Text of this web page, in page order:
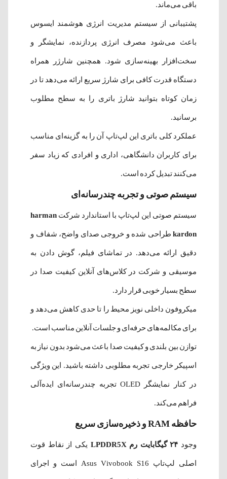
باقی می‌ماند.
پشتیبانی از سیستم مدیریت انرژی هوشمند ایسوس
باعث می‌شود مصرف انرژی پردازنده، نمایشگر و
سخت‌افزار بهینه‌سازی شود. همچنین شارژر همراه
دستگاه قدرت کافی برای شارژ سریع ارائه می‌دهد تا در
زمان کوتاه بتوانید شارژ باتری را به سطح مطلوب
برسانید.
عملکرد کلی باتری این لپ‌تاپ آن را به گزینه‌ای مناسب
برای کاربران دانشگاهی، اداری و افرادی که زیاد سفر
می‌کنند تبدیل کرده است.
سیستم صوتی و تجربه چندرسانه‌ای
سیستم صوتی این لپ‌تاپ با استاندارد شرکت harman
kardon طراحی شده و خروجی صدای واضح، شفاف و
دقیق ارائه می‌دهد. در تماشای فیلم، گوش دادن به
موسیقی و شرکت در کلاس‌های آنلاین کیفیت صدا در
سطح بسیار خوبی قرار دارد.
میکروفون داخلی نویز محیط را تا حدی کاهش می‌دهد و
برای مکالمه‌های حرفه‌ای و جلسات آنلاین مناسب است.
توازن بین بلندی و کیفیت صدا باعث می‌شود بدون نیاز به
اسپیکر خارجی تجربه مطلوبی داشته باشید. این ویژگی
در کنار نمایشگر OLED تجربه چندرسانه‌ای ایده‌آلی
فراهم می‌کند.
حافظه RAM و ذخیره‌سازی سریع
وجود ۲۴ گیگابایت رم LPDDR5X یکی از نقاط قوت
اصلی لپ‌تاپ Asus Vivobook S16 است و اجرای